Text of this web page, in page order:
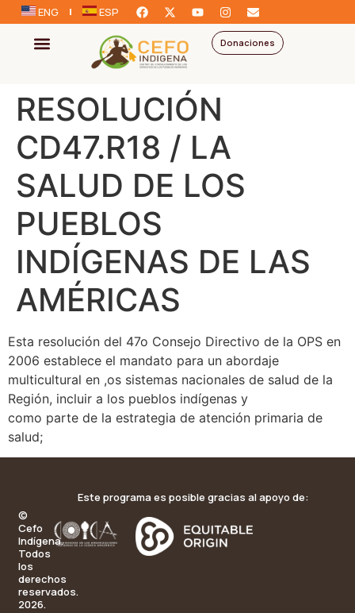
ENG ESP
Donaciones
RESOLUCIÓN
CD47.R18 / LA
SALUD DE LOS
PUEBLOS
INDÍGENAS DE LAS
AMÉRICAS
Esta resolución del 47o Consejo Directivo de la OPS en
2006 establece el mandato para un abordaje
multicultural en ,os sistemas nacionales de salud de la
Región, incluir a los pueblos indígenas y
como parte de la estrategia de atención primaria de
salud;
©
Cefo
Indígena.
Todos
los
derechos
reservados.
2026.
Este programa es posible gracias al apoyo de: